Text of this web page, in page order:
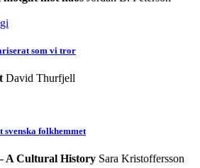
som vi tror
David Thurfjell
svenska folkhemmet
A Cultural History Sara Kristoffersson